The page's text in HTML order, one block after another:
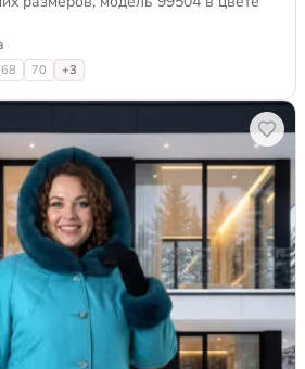
68 70 +3